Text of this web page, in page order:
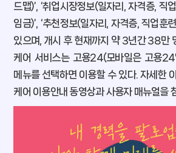
드맵)’, ‘취업시장정보(일자리, 자격증, 직
임금)’, ‘추천정보(일자리, 자격증, 직업훈
있으며, 개시 후 현재까지 약 3년간 38만
케어 서비스는 고용24(모바일은 고용
메뉴를 선택하면 이용할 수 있다. 자세한
케어 이용안내 동영상과 사용자 매뉴얼을